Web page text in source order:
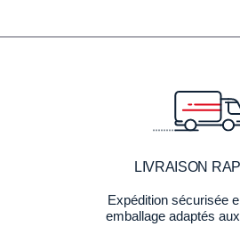
LIVRAISON
Expédition sécurisée
emballage adaptés